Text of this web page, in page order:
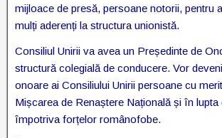
mijloace de presă, persoane notorii, pentru
mulți aderenți la structura unionistă.
Consiliul Unirii va avea un Președinte de
structură colegială de conducere. Vor
onoare ai Consiliului Unirii persoane cu
Mișcarea de Renaștere Națională și în lupta
împotriva forțelor românofobe.